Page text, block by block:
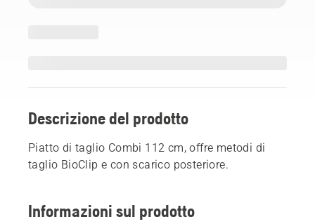
Descrizione del prodotto
Piatto di taglio Combi 112 cm, offre metodi di
taglio BioClip e con scarico posteriore.
Informazioni sul prodotto